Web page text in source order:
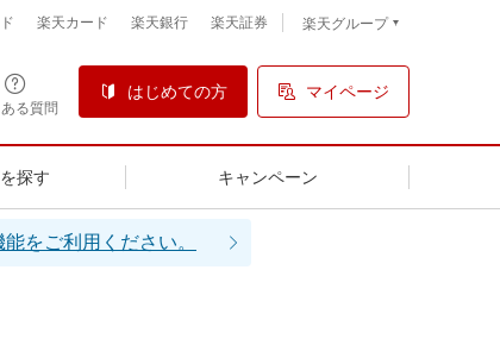
る質問
はじめての方 マイページ
探す キャンペーン
楽天カード 楽天銀行 楽天証券 楽天グループ
をご利用ください。